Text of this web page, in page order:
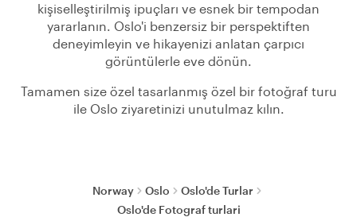
kişiselleştirilmiş ipuçları ve esnek bir tempodan
yararlanın. Oslo'i benzersiz bir perspektiften
deneyimleyin ve hikayenizi anlatan çarpıcı
görüntülerle eve dönün.
Tamamen size özel tasarlanmış özel bir fotoğraf turu
ile Oslo ziyaretinizi unutulmaz kılın.
Norway Oslo
Oslo'de Turlar
Oslo'de Fotograf turlari